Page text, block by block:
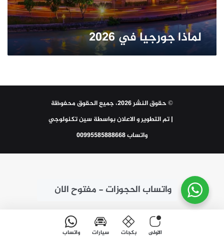
لماذا جورجيا في 2026
© حقوق النشر 2026، جميع الحقوق محفوظة
| تم التطوير و الاعلان بواسطة سين تكنولوجي
واتساب 00995585888668
الاولى بكجات سيارات واتساب
واتساب الحجوزات - مفتوح الان